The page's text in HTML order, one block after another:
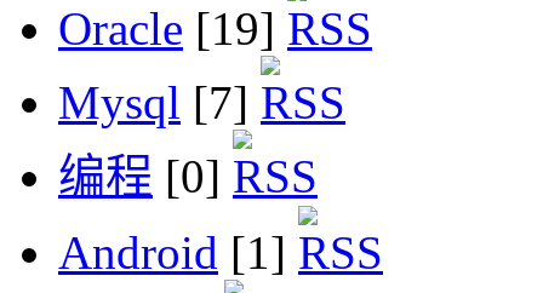
Oracle [19]
Mysql [7]
编程 [0]
Android [1]